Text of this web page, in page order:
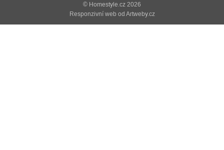
© Homestyle.cz 2026
Responzivní web od Artweby.cz